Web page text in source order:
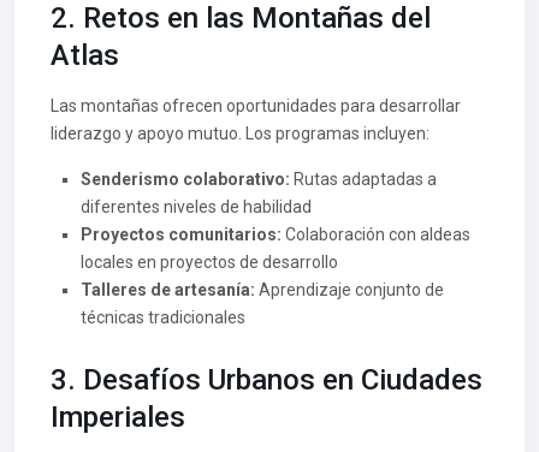
2. Retos en las Montañas del
Atlas
Las montañas ofrecen oportunidades para desarrollar
liderazgo y apoyo mutuo. Los programas incluyen:
Senderismo colaborativo: Rutas adaptadas a
diferentes niveles de habilidad
Proyectos comunitarios: Colaboración con aldeas
locales en proyectos de desarrollo
Talleres de artesanía: Aprendizaje conjunto de
técnicas tradicionales
3. Desafíos Urbanos en Ciudades
Imperiales